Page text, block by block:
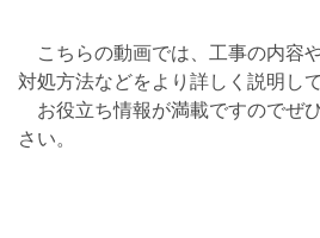
こちらの動画では、工事の内容
対処方法などをより詳しく説明し
お役立ち情報が満載ですのでぜ
さい。